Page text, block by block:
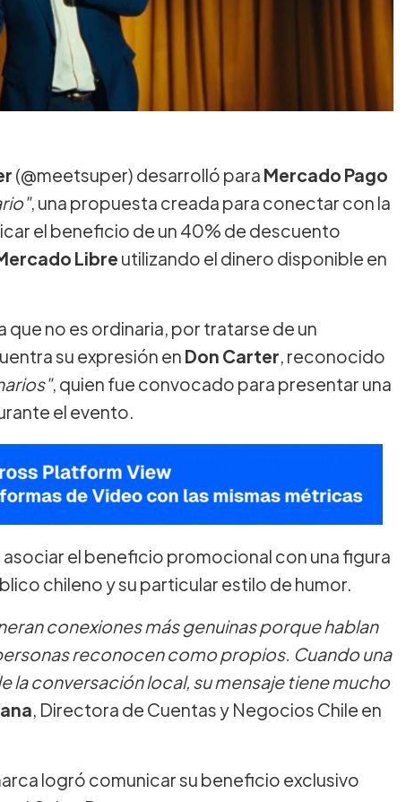
(@meetsuper) desarrolló para Mercado Pago
, una propuesta creada para conectar con la
el beneficio de un 40% de descuento
Libre utilizando el dinero disponible en
no es ordinaria, por tratarse de un
su expresión en Don Carter, reconocido
, quien fue convocado para presentar una
el evento.
asociar el beneficio promocional con una figura
chileno y su particular estilo de humor.
conexiones más genuinas porque hablan
reconocen como propios. Cuando una
la conversación local, su mensaje tiene mucho
, Directora de Cuentas y Negocios Chile en
logró comunicar su beneficio exclusivo